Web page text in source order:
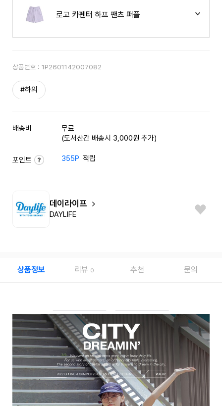
로고 카펜터 하프 팬츠 퍼플
상품번호 : 1P2601142007082
#하의
배송비
무료
(도서산간 배송시 3,000원 추가)
포인트 355P 적립
데이라이프
DAYLIFE
상품정보 리뷰 0 추천 문의